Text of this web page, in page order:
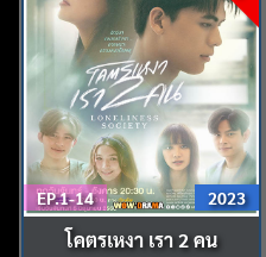
EP.1-14 2023
โคตรเหงา เรา 2 คน